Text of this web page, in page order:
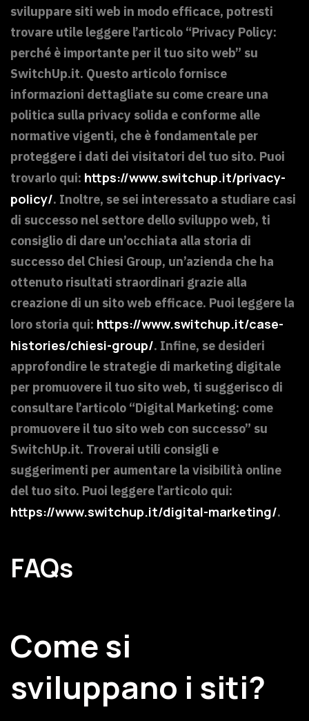
sviluppare siti web in modo efficace, potresti
trovare utile leggere l’articolo “Privacy Policy:
perché è importante per il tuo sito web” su
SwitchUp.it. Questo articolo fornisce
informazioni dettagliate su come creare una
politica sulla privacy solida e conforme alle
normative vigenti, che è fondamentale per
proteggere i dati dei visitatori del tuo sito. Puoi
trovarlo qui: https://www.switchup.it/privacy-
policy/. Inoltre, se sei interessato a studiare casi
di successo nel settore dello sviluppo web, ti
consiglio di dare un’occhiata alla storia di
successo del Chiesi Group, un’azienda che ha
ottenuto risultati straordinari grazie alla
creazione di un sito web efficace. Puoi leggere la
loro storia qui: https://www.switchup.it/case-
histories/chiesi-group/. Infine, se desideri
approfondire le strategie di marketing digitale
per promuovere il tuo sito web, ti suggerisco di
consultare l’articolo “Digital Marketing: come
promuovere il tuo sito web con successo” su
SwitchUp.it. Troverai utili consigli e
suggerimenti per aumentare la visibilità online
del tuo sito. Puoi leggere l’articolo qui:
https://www.switchup.it/digital-marketing/.
FAQs
Come si
sviluppano i siti?